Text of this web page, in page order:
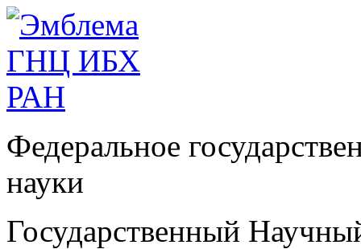
Федеральное
науки
Государственный